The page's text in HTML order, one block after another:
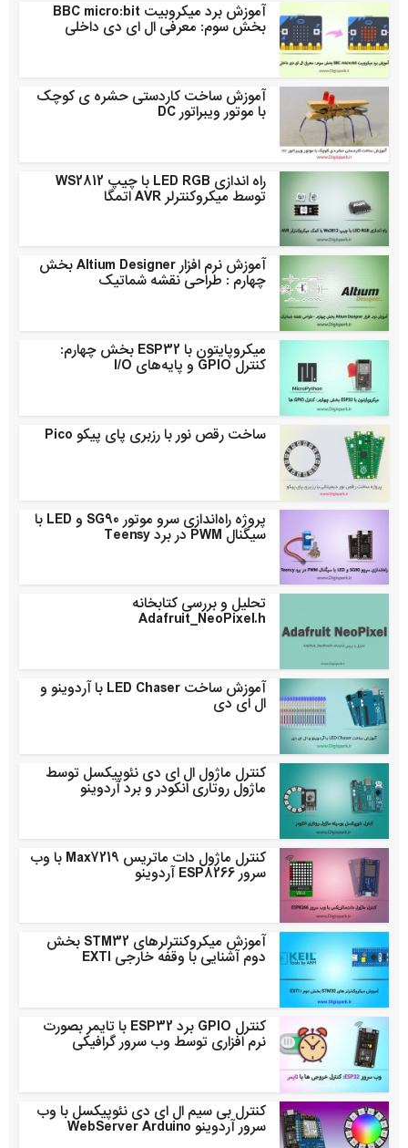
آموزش برد میکروبیت BBC micro:bit
بخش سوم: معرفی ال ای دی داخلی
آموزش ساخت کاردستی حشره ی کوچک
با موتور ویبراتور DC
راه اندازی LED RGB با چیپ WS2812
توسط میکروکنترلر AVR اتمگا
آموزش نرم افزار Altium Designer بخش
چهارم : طراحی نقشه شماتیک
میکروپایتون با ESP32 بخش چهارم:
کنترل GPIO و پایه‌های I/O
ساخت رقص نور با رزبری پای پیکو Pico
پروژه راه‌اندازی سرو موتور SG90 و LED با
سیگنال PWM در برد Teensy
تحلیل و بررسی کتابخانه
Adafruit_NeoPixel.h
آموزش ساخت LED Chaser با آردوینو و
ال ای دی
کنترل ماژول ال ای دی نئوپیکسل توسط
ماژول روتاری انکودر و برد آردوینو
کنترل ماژول دات ماتریس Max7219 با وب‌
سرور ESP8266 آردوینو
آموزش میکروکنترلرهای STM32 بخش
دوم آشنایی با وقفه خارجی EXTI
کنترل GPIO برد ESP32 با تایمر بصورت
نرم افزاری توسط وب سرور گرافیکی
کنترل بی سیم ال ای دی نئوپیکسل با وب
سرور آردوینو WebServer Arduino